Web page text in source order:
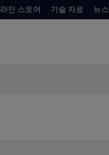
인 스토어 기술 자료 뉴스